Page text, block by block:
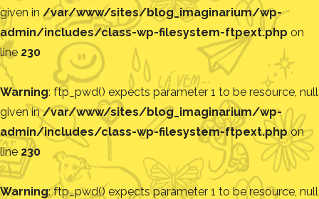
given in /var/www/sites/blog_imaginarium/wp-
admin/includes/class-wp-filesystem-ftpext.php on
line 230
Warning: ftp_pwd() expects parameter 1 to be resource, null
given in/var/www/sites/blog_imaginarium/wp-
admin/includes/class-wp-filesystem-ftpext.phpon
line 230
Warning: ftp_pwd() expects parameter 1 to be resource, null